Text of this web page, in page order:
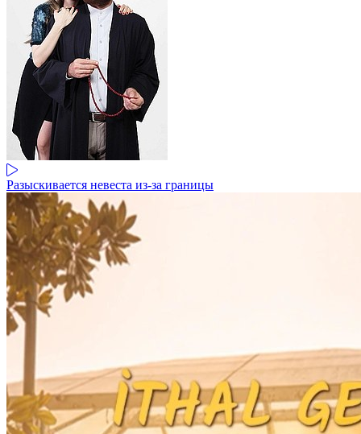
Разыскивается невеста из-за границы